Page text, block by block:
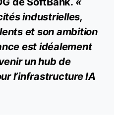
industrielles,
et son ambition
est idéalement
un hub de
l’infrastructure IA